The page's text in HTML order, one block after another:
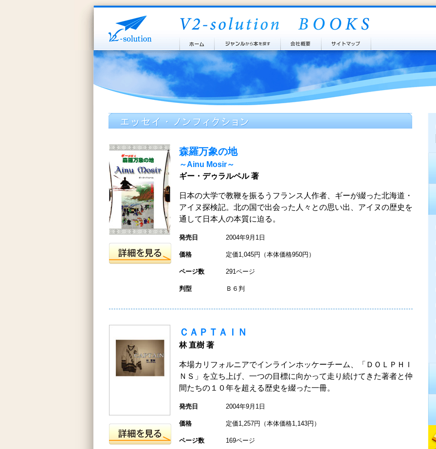
森羅万象の地
～Ainu Mosir～
ギー・デゥラルペル 著
日本の大学で教鞭を振るうフランス人作者、ギーが綴った北海道・
アイヌ探検記。北の国で出会った人々との思い出、アイヌの歴史を
通して日本人の本質に迫る。
発売日 2004年9月1日
価格 定価1,045円（本体価格950円）
ページ数 291ページ
判型 Ｂ６判
ＣＡＰＴＡＩＮ
林 直樹 著
本場カリフォルニアでインラインホッケーチーム、「ＤＯＬＰＨＩ
ＮＳ」を立ち上げ、一つの目標に向かって走り続けてきた著者と仲
間たちの１０年を超える歴史を綴った一冊。
発売日 2004年9月1日
価格 定価1,257円（本体価格1,143円）
ページ数 169ページ